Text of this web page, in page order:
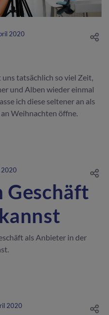
2020
tatsächlich so viel Zeit,
und Alben wieder einmal
ich diese seltener an als
Weihnachten öffne.
2020
Geschäft
als Anbieter in der
2020